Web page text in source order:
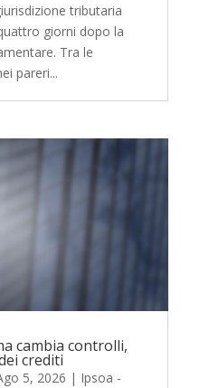
tributaria
giorni dopo la
Tra le
pareri...
cambia controlli,
crediti
5, 2026 | Ipsoa -